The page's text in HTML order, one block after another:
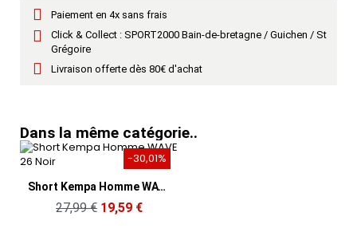
Paiement en 4x sans frais
Click & Collect : SPORT2000 Bain-de-bretagne / Guichen / St
Grégoire
Livraison offerte dès 80€ d'achat
Dans la même catégorie..
Aperçu rapide
-30,01%
Short Kempa Homme WAVE 26 Noir
27,99 € 19,59 €